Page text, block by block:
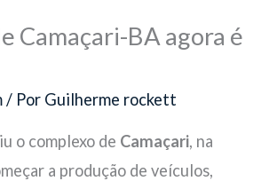
Camaçari-BA agora é
/ Por Guilherme rockett
o complexo de Camaçari, na
a produção de veículos,